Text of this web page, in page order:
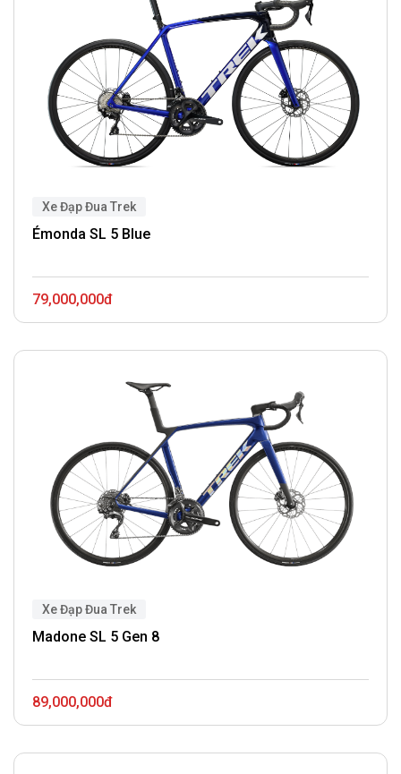
Xe Đạp Đua Trek
Émonda SL 5 Blue
79,000,000đ
Xe Đạp Đua Trek
Madone SL 5 Gen 8
89,000,000đ